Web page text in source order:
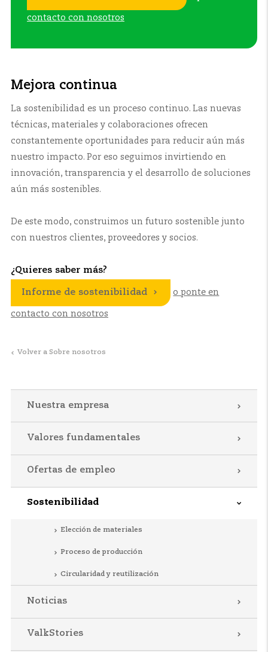
contacto con nosotros
Mejora continua
La sostenibilidad es un proceso continuo. Las nuevas
técnicas, materiales y colaboraciones ofrecen
constantemente oportunidades para reducir aún más
nuestro impacto. Por eso seguimos invirtiendo en
innovación, transparencia y el desarrollo de soluciones
aún más sostenibles.
De este modo, construimos un futuro sostenible junto
con nuestros clientes, proveedores y socios.
¿Quieres saber más?
Informe de sostenibilidad o ponte en
contacto con nosotros
Volver a Sobre nosotros
Nuestra empresa
Valores fundamentales
Ofertas de empleo
Sostenibilidad
Elección de materiales
Proceso de producción
Circularidad y reutilización
Noticias
ValkStories